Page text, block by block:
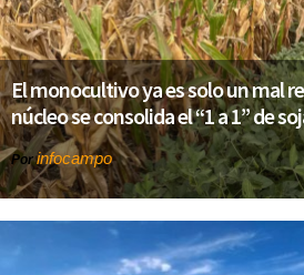
El monocultivo ya es solo un mal
núcleo se consolida el “1 a 1” de
Porinfocampo